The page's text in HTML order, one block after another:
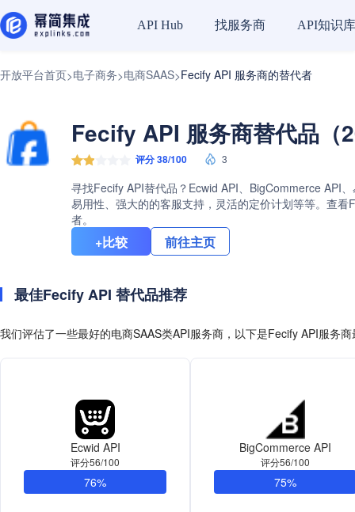
API Hub 找服务商 API知识库
开放平台首页>电子商务>电商SAAS>Fecify API 服务商的替代者
Fecify API 服务商替代品（
评分 38/100 3
寻找Fecify API替代品？Ecwid API、BigCommerce API
易用性、强大的的客服支持，灵活的定价计划等等。查
者。
+比较 前往主页
最佳Fecify API 替代品推荐
我们评估了一些最好的电商SAAS类API服务商，以下是Fecify API服务
Ecwid API
评分56/100
76%
BigCommerce API
评分56/100
75%